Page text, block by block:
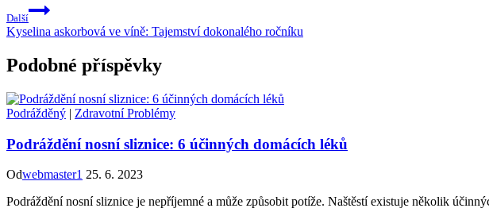
Další
Kyselina askorbová ve víně: Tajemství dokonalého ročníku
Podobné příspěvky
Podrážděný | Zdravotní Problémy
Podráždění nosní sliznice: 6 účinných domácích léků
Odwebmaster1 25. 6. 2023
Podráždění nosní sliznice je nepříjemné a může způsobit potíže. Naštěstí existuje několik